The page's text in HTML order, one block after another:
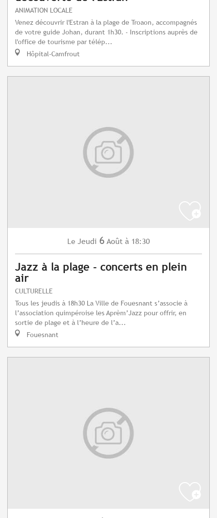
ANIMATION LOCALE
Venez découvrir l'Estran à la plage de Troaon, accompagnés
de votre guide Johan, durant 1h30. - Inscriptions auprès de
l'office de tourisme par télép...
Hôpital-Camfrout
Le Jeudi 6 Août à 18:30
Jazz à la plage - concerts en plein
air
CULTURELLE
Tous les jeudis à 18h30 La Ville de Fouesnant s’associe à
l’association quimpéroise les Aprèm’Jazz pour offrir, en
sortie de plage et à l’heure de l’a...
Fouesnant